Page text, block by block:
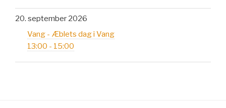
20. september 2026
Vang - Æblets dag i Vang
13:00 - 15:00